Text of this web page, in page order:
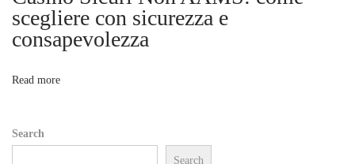
o
n
d
i
T
scegliere con sicurezza e
consapevolezza
Read more
Search
Search